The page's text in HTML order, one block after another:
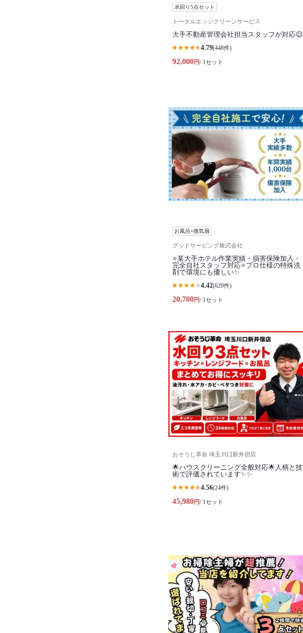
水回り5点セット
トータルエッジクリーンサービス
大手不動産管理会社担当スタッフが対応😌
4.79(448件)
92,000円/ 1セット
お風呂×換気扇
グッドサービング株式会社
⭐某大手ホテル作業実績・損害保険加入・
完全自社スタッフ対応⭐プロ仕様の特殊洗
剤で環境にも優しい✨
4.42(629件)
20,700円/ 1セット
おそうじ革命 埼玉川口新井宿店
🌟ハウスクリーニング全般対応🌟人柄と技
術で評価されています✨✨
4.56(24件)
45,980円/ 1セット